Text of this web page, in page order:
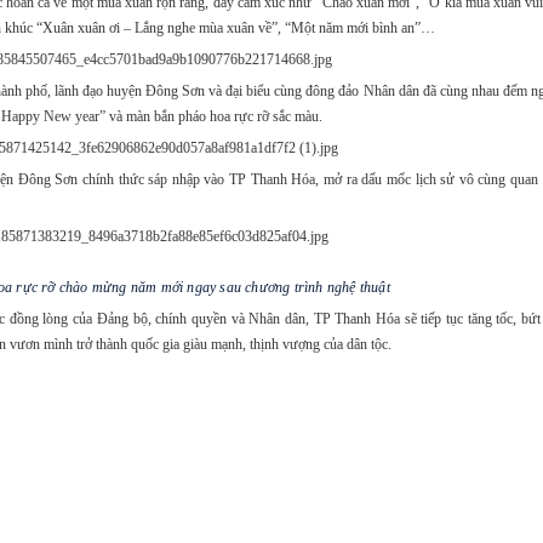
khúc “Xuân xuân ơi – Lắng nghe mùa xuân về”, “Một năm mới bình an”…
phố, lãnh đạo huyện Đông Sơn và đại biểu cùng đông đảo Nhân dân đã cùng nhau đếm
New year” và màn bắn pháo hoa rực rỡ sắc màu.
Đông Sơn chính thức sáp nhập vào TP Thanh Hóa, mở ra dấu mốc lịch sử vô cùng quan
rực rỡ chào mừng năm mới ngay sau chương trình nghệ thuật
lòng của Đảng bộ, chính quyền và Nhân dân, TP Thanh Hóa sẽ tiếp tục tăng tốc, bứt
mình trở thành quốc gia giàu mạnh, thịnh vượng của dân tộc.